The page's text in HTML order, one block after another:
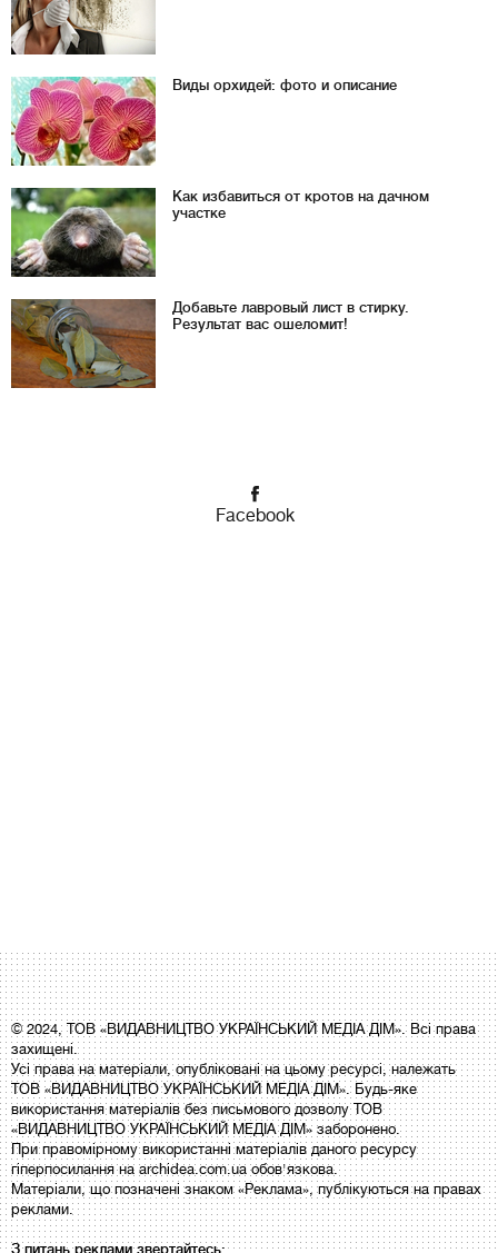
Виды орхидей: фото и описание
Как избавиться от кротов на дачном
участке
Добавьте лавровый лист в стирку.
Результат вас ошеломит!
Facebook
© 2024, ТОВ «ВИДАВНИЦТВО УКРАЇНСЬКИЙ МЕДІА ДІМ». Всі права
захищені.
Усі права на матеріали, опубліковані на цьому ресурсі, належать
ТОВ «ВИДАВНИЦТВО УКРАЇНСЬКИЙ МЕДІА ДІМ». Будь-яке
використання матеріалів без письмового дозволу ТОВ
«ВИДАВНИЦТВО УКРАЇНСЬКИЙ МЕДІА ДІМ» заборонено.
При правомірному використанні матеріалів даного ресурсу
гіперпосилання на archidea.com.ua обов'язкова.
Матеріали, що позначені знаком «Реклама», публікуються на правах
реклами.
З питань реклами звертайтесь: